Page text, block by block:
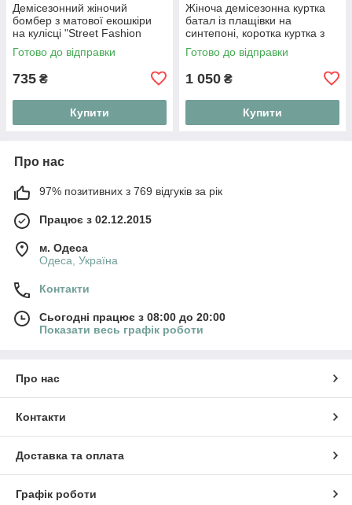
Демісезонний жіночий
бомбер з матової екошкіри
на кулісці "Street Fashion
Bombe
Готово до відправки
735 ₴
Купити
Жіноча демісезонна куртка
батал із плащівки на
синтепоні, коротка куртка з
капюшоном на блискавці
"Active Line"
Готово до відправки
1 050 ₴
Купити
Про нас
97% позитивних з 769 відгуків за рік
Працює з 02.12.2015
м. Одеса
Одеса, Україна
Контакти
Сьогодні працює з 08:00 до 20:00
Показати весь графік роботи
Про нас
Контакти
Доставка та оплата
Графік роботи